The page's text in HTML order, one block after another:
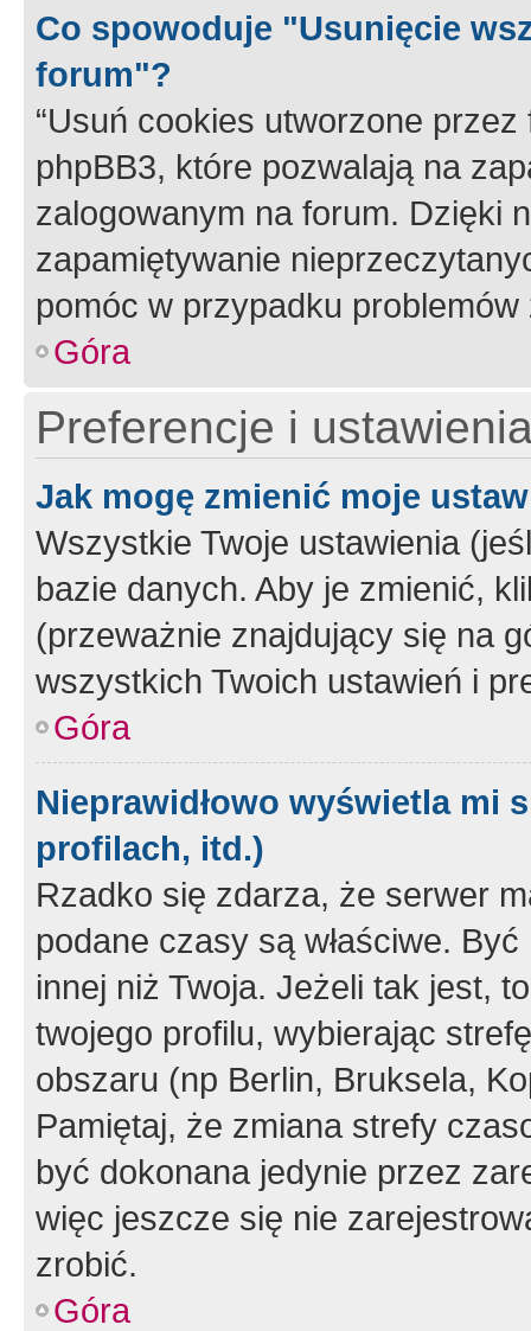
Co spowoduje "Usunięcie
forum"?
“Usuń cookies utworzone
phpBB3, które pozwalają na
zalogowanym na forum. Dzięki
zapamiętywanie
pomóc w przypadku
Góra
Preferencje i
Jak mogę zmienić moje
Wszystkie Twoje ustawienia
bazie danych. Aby je zmienić,
(przeważnie znajdujący się na
wszystkich Twoich ustawień i
Góra
Nieprawidłowo wyświetla mi
profilach, itd.)
Rzadko się zdarza, że serwer
podane czasy są właściwe.
innej niż Twoja. Jeżeli tak jest,
twojego profilu, wybierając
obszaru (np Berlin, Bruksela,
Pamiętaj, że zmiana strefy
być dokonana jedynie przez
więc jeszcze się nie
zrobić.
Góra